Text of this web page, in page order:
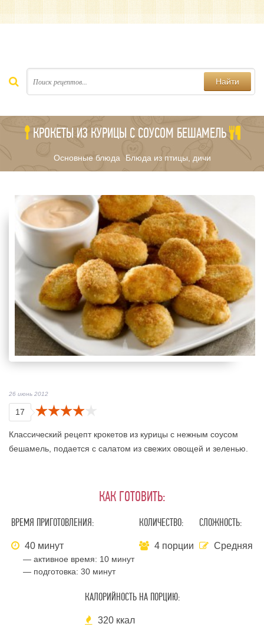
Найти
КРОКЕТЫ ИЗ КУРИЦЫ С СОУСОМ БЕШАМЕЛЬ
Основные блюда/ Блюда из птицы, дичи
26 июнь 2012
17
Классический рецепт крокетов из курицы с нежным соусом
бешамель, подается с салатом из свежих овощей и зеленью.
КАК ГОТОВИТЬ:
ВРЕМЯ ПРИГОТОВЛЕНИЯ:
40 минут
— активное время: 10 минут
— подготовка:30 минут
КОЛИЧЕСТВО:
4 порции
СЛОЖНОСТЬ:
Средняя
КАЛОРИЙНОСТЬ НА ПОРЦИЮ:
320 ккал